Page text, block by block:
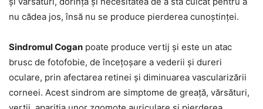
nu cădea jos, însă nu se produce pierderea cunoștinței.
Sindromul Cogan poate produce vertij și este un atac
brusc de fotofobie, de încețoșare a vederii și dureri
oculare, prin afectarea retinei și diminuarea vascularizării
corneei. Acest sindrom are simptome de greață, vărsături,